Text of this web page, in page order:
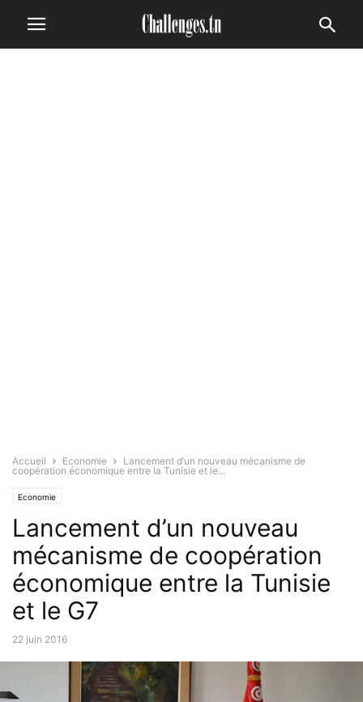
Accueil Economie
Lancement d’un nouveau mécanisme de
coopération économique entre la Tunisie et le...
Economie
Lancement d’un nouveau
mécanisme de coopération
économique entre la Tunisie
et le G7
22 juin 2016